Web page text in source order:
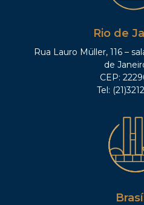
Rio de
Rua Lauro Müller, 116 –
de
CEP:
Tel: